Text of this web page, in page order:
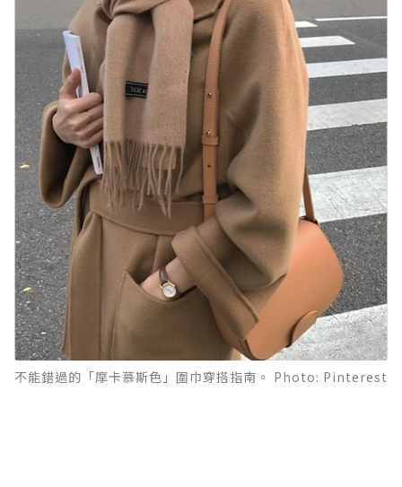
不能錯過的「摩卡慕斯色」圍巾穿搭指南。 Photo: Pinterest